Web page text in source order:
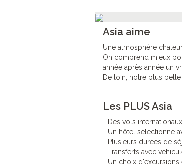
Asia aime
Une atmosphère
On comprend mieux
année après année un
De loin, notre plus belle
Les PLUS Asia
- Des vols
- Un hôtel sélectionné
- Plusieurs durées de
- Transferts avec
- Un choix d'excursions